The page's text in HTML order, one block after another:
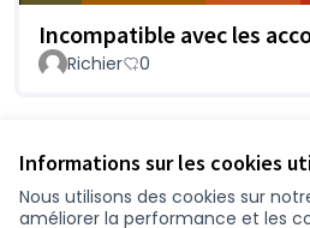
Informations sur les cookies
Nous utilisons des cookies sur
améliorer la performance et les
Incompatible avec les
Richier 0
Conditions d'utilisation